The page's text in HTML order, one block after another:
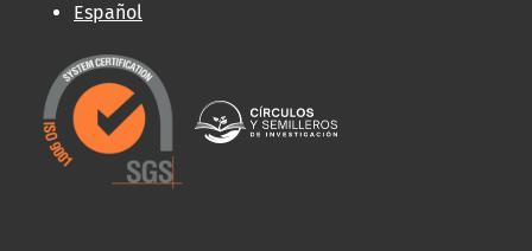
Español